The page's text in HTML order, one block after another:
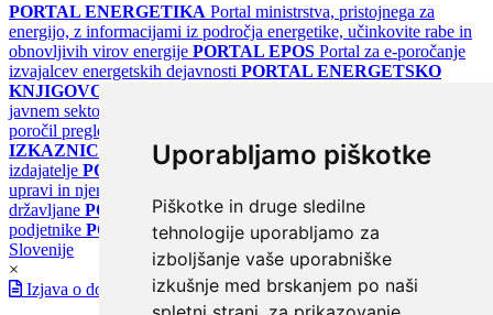
Uporabljamo piškotke
Piškotke in druge sledilne
tehnologije uporabljamo za
izboljšanje vaše uporabniške
izkušnje med brskanjem po naši
PORTAL ENERGETIKA Portal ministrstva, pristojnega za
energijo, z informacijami iz področja energetike, učinkovite rabe in
obnovljivih virov energije PORTAL EPOS Portal za e-poročanje
izvajalcev energetskih dejavnosti PORTAL ENERGETSKO
KNJIGOVODSTVO
javnem sektorju
poročil pregledov klimatskih sistemov
IZKAZNICE
Register energetskih izkaznic - za izdelovalce in
izdajatelje PORTAL GOV.SI Osrednje spletno mesto o državni
upravi in njenih storitvah
državljane PORTAL SPOT Državni portal za podjetja in
podjetnike PORTAL OPSI Državni portal odprtih podatkov
Slovenije
×
Izjava o dostopnosti